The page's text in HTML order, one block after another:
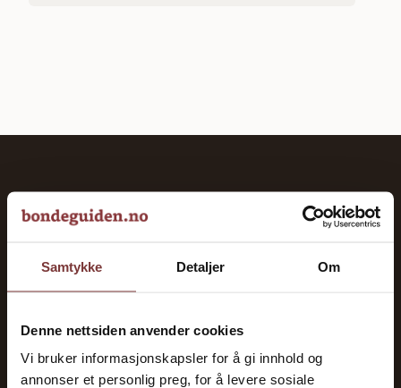
Samtykke Detaljer Om
Denne nettsiden anvender cookies
Vi bruker informasjonskapsler for å gi innhold og
annonser et personlig preg, for å levere sosiale
bondeguiden.no
Maskiner og utstyr